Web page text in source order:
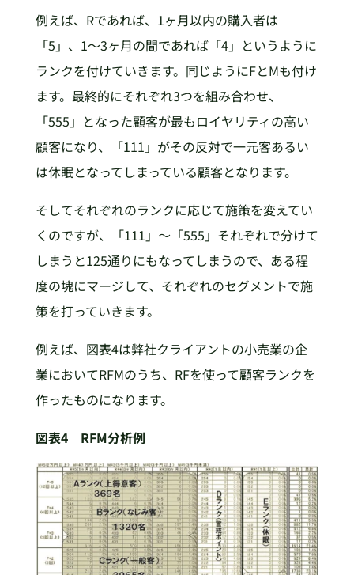
例えば、Rであれば、1ヶ月以内の購入者は
「5」、1〜3ヶ月の間であれば「4」というように
ランクを付けていきます。同じようにFとMも付け
ます。最終的にそれぞれ3つを組み合わせ、
「555」となった顧客が最もロイヤリティの高い
顧客になり、「111」がその反対で一元客あるい
は休眠となってしまっている顧客となります。
そしてそれぞれのランクに応じて施策を変えてい
くのですが、「111」～「555」それぞれで分けて
しまうと125通りにもなってしまうので、ある程
度の塊にマージして、それぞれのセグメントで施
策を打っていきます。
例えば、図表4は弊社クライアントの小売業の企
業においてRFMのうち、RFを使って顧客ランクを
作ったものになります。
図表4 RFM分析例